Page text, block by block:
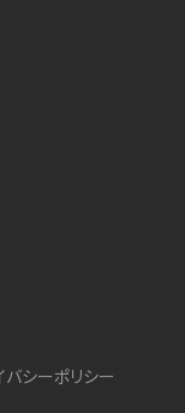
バシーポリシー